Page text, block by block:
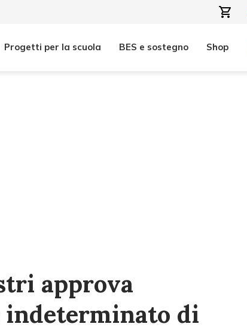
Progetti per la scuola BES e sostegno Shop
approva
indeterminato di